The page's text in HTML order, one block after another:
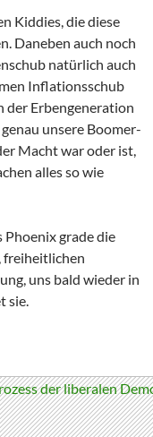
Kiddies, die diese
Daneben auch noch
natürlich auch
Inflationsschub
der Erbengeneration
unsere Boomer-
Macht war oder ist,
alles so wie
Phoenix grade die
freiheitlichen
uns bald wieder in
sie.